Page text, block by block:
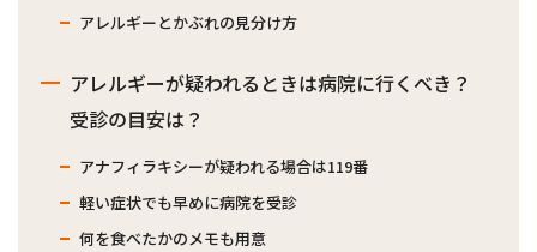
アレルギーとかぶれの見分け方
アレルギーが疑われるときは病院に行くべき？
受診の目安は？
アナフィラキシーが疑われる場合は119番
軽い症状でも早めに病院を受診
何を食べたかのメモも用意